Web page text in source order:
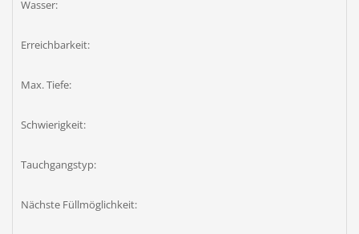
Wasser:
Erreichbarkeit:
Max. Tiefe:
Schwierigkeit:
Tauchgangstyp:
Nächste Füllmöglichkeit: